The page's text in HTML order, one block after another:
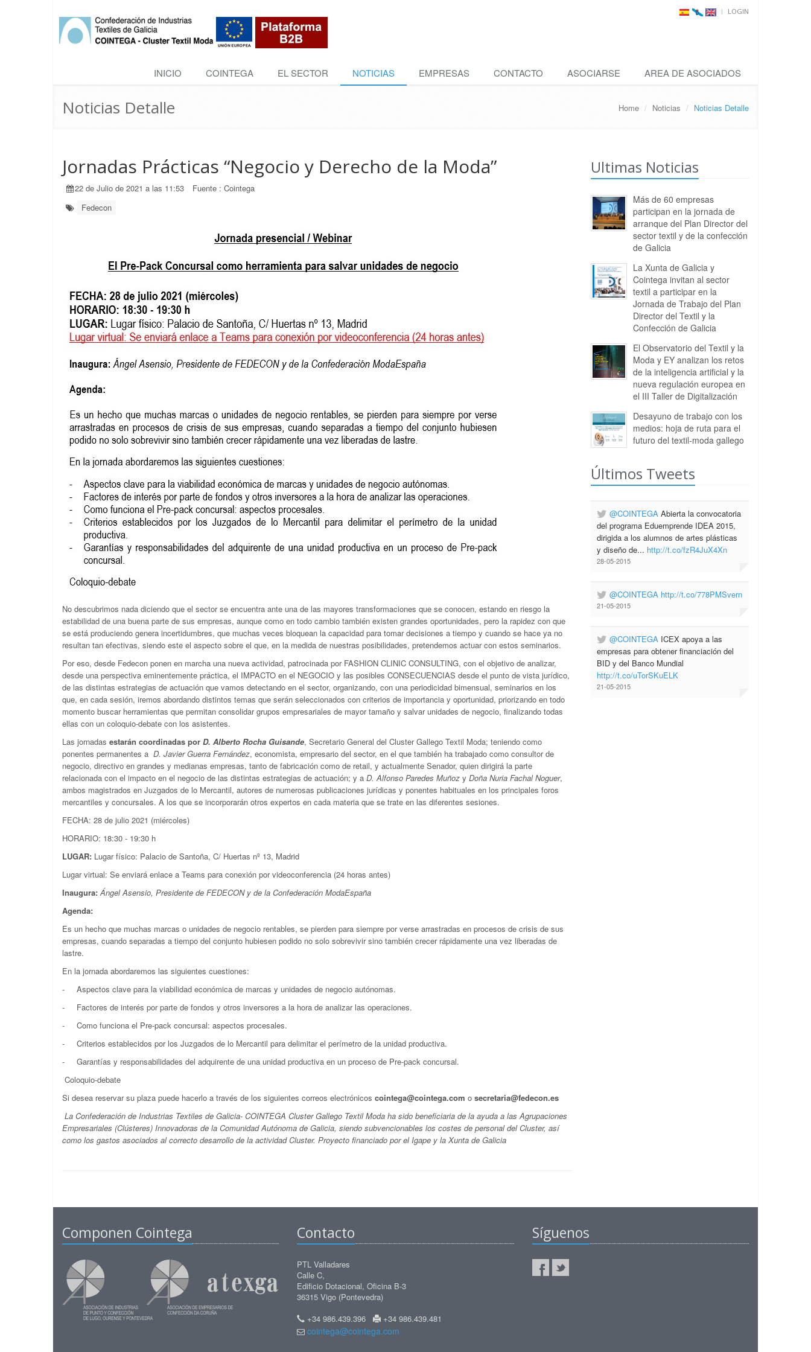
LOGIN
INICIO COINTEGA EL SECTOR NOTICIAS EMPRESAS CONTACTO ASOCIARSE AREA DE ASOCIADOS
Noticias Detalle Home Noticias Noticias Detalle
Jornadas Prácticas “Negocio y Derecho de la Moda”
22 de Julio de 2021 a las 11:53 Fuente :Cointega
Fedecon
No descubrimos nada diciendo que el sector se encuentra ante una de las mayores transformaciones que se conocen, estando en riesgo la
estabilidad de una buena parte de sus empresas, aunque como en todo cambio también existen grandes oportunidades, pero la rapidez con que
se está produciendo genera incertidumbres, que muchas veces bloquean la capacidad para tomar decisiones a tiempo y cuando se hace ya no
resultan tan efectivas, siendo este el aspecto sobre el que, en la medida de nuestras posibilidades, pretendemos actuar con estos seminarios.
Por eso, desde Fedecon ponen en marcha una nueva actividad, patrocinada por FASHION CLINIC CONSULTING, con el objetivo de analizar,
desde una perspectiva eminentemente práctica, el IMPACTO en el NEGOCIO y las posibles CONSECUENCIAS desde el punto de vista jurídico,
de las distintas estrategias de actuación que vamos detectando en el sector, organizando, con una periodicidad bimensual, seminarios en los
que, en cada sesión, iremos abordando distintos temas que serán seleccionados con criterios de importancia y oportunidad, priorizando en todo
momento buscar herramientas que permitan consolidar grupos empresariales de mayor tamaño y salvar unidades de negocio, finalizando todas
ellas con un coloquio-debate con los asistentes.
Las jornadas estarán coordinadas por D. Alberto Rocha Guisande, Secretario General del Cluster Gallego Textil Moda; teniendo como
ponentes permanentes a D. Javier Guerra Fernández, economista, empresario del sector, en el que también ha trabajado como consultor de
negocio, directivo en grandes y medianas empresas, tanto de fabricación como de retail, y actualmente Senador, quien dirigirá la parte
relacionada con el impacto en el negocio de las distintas estrategias de actuación; y a D. Alfonso Paredes Muñoz y Doña Nuria Fachal Noguer,
ambos magistrados en Juzgados de lo Mercantil, autores de numerosas publicaciones jurídicas y ponentes habituales en los principales foros
mercantiles y concursales. A los que se incorporarán otros expertos en cada materia que se trate en las diferentes sesiones.
FECHA: 28 de julio 2021 (miércoles)
HORARIO: 18:30 - 19:30 h
LUGAR: Lugar físico: Palacio de Santoña, C/ Huertas nº 13, Madrid
Lugar virtual: Se enviará enlace a Teams para conexión por videoconferencia (24 horas antes)
Inaugura: Ángel Asensio, Presidente de FEDECON y de la Confederación ModaEspaña
Agenda:
Es un hecho que muchas marcas o unidades de negocio rentables, se pierden para siempre por verse arrastradas en procesos de crisis de sus
empresas, cuando separadas a tiempo del conjunto hubiesen podido no solo sobrevivir sino también crecer rápidamente una vez liberadas de
lastre.
En la jornada abordaremos las siguientes cuestiones:
- Aspectos clave para la viabilidad económica de marcas y unidades de negocio autónomas.
- Factores de interés por parte de fondos y otros inversores a la hora de analizar las operaciones.
- Como funciona el Pre-pack concursal: aspectos procesales.
- Criterios establecidos por los Juzgados de lo Mercantil para delimitar el perímetro de la unidad productiva.
- Garantías y responsabilidades del adquirente de una unidad productiva en un proceso de Pre-pack concursal.
Coloquio-debate
Si desea reservar su plaza puede hacerlo a través de los siguientes correos electrónicos cointega@cointega.com o secretaria@fedecon.es
La Confederación de Industrias Textiles de Galicia- COINTEGA Cluster Gallego Textil Moda ha sido beneficiaria de la ayuda a las Agrupaciones
Empresariales (Clústeres) Innovadoras de la Comunidad Autónoma de Galicia, siendo subvencionables los costes de personal del Cluster, así
como los gastos asociados al correcto desarrollo de la actividad Cluster. Proyecto financiado por el Igape y la Xunta de Galicia
Ultimas Noticias
Más de 60 empresas
participan en la jornada de
arranque del Plan Director del
sector textil y de la confección
de Galicia
La Xunta de Galicia y
Cointega invitan al sector
textil a participar en la
Jornada de Trabajo del Plan
Director del Textil y la
Confección de Galicia
El Observatorio del Textil y la
Moda y EY analizan los retos
de la inteligencia artificial y la
nueva regulación europea en
el III Taller de Digitalización
Desayuno de trabajo con los
medios: hoja de ruta para el
futuro del textil-moda gallego
Últimos Tweets
@COINTEGA Abierta la convocatoria
del programa Eduemprende IDEA 2015,
dirigida a los alumnos de artes plásticas
y diseño de... http://t.co/fzR4JuX4Xn
28-05-2015
@COINTEGA http://t.co/778PMSvern
21-05-2015
@COINTEGA ICEX apoya a las
empresas para obtener financiación del
BID y del Banco Mundial
http://t.co/uTorSKuELK
21-05-2015
Componen Cointega Contacto
PTL Valladares
Calle C,
Edificio Dotacional, Oficina B-3
36315 Vigo (Pontevedra)
+34 986.439.396
+34 986.439.481
cointega@cointega.com
Síguenos